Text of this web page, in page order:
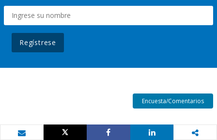
Regístrese
Encuesta/Comentarios